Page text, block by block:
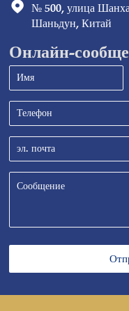
 № 500, улица
Шаньдун, Китай
Онлайн-